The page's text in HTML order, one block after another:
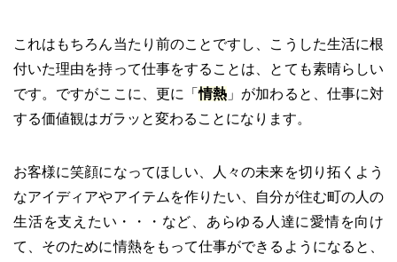
これはもちろん当たり前のことですし、こうした生活に根
付いた理由を持って仕事をすることは、とても素晴らしい
です。ですがここに、更に「情熱 」が加わると、仕事に対
する価値観はガラッと変わることになります。
お客様に笑顔になってほしい、人々の未来を切り拓くよう
なアイディアやアイテムを作りたい、自分が住む町の人の
生活を支えたい・・・など、あらゆる人達に愛情を向け
て、そのために情熱をもって仕事ができるようになると、